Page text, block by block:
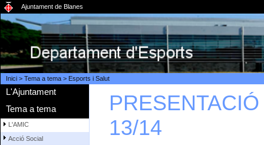
Ajuntament de Blanes
Inici> Tema a tema> Esports i Salut
L'Ajuntament
Tema a tema
L'AMIC
Acció Social
13/14